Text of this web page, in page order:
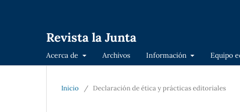
Revista la Junta
Acerca de Archivos Información Equipo
Inicio / Declaración de ética y prácticas editoriales